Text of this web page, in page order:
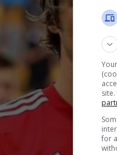
for